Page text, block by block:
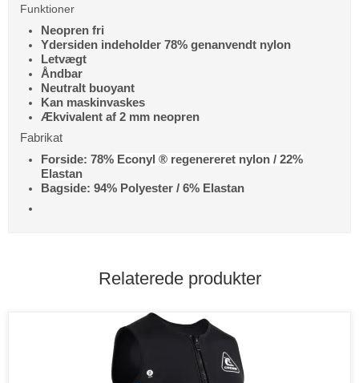
Funktioner
Neopren fri
Ydersiden indeholder 78% genanvendt nylon
Letvægt
Åndbar
Neutralt buoyant
Kan maskinvaskes
Ækvivalent af 2 mm neopren
Fabrikat
Forside: 78%Econyl ® regenereret nylon / 22%
Elastan
Bagside: 94% Polyester / 6% Elastan
Relaterede produkter